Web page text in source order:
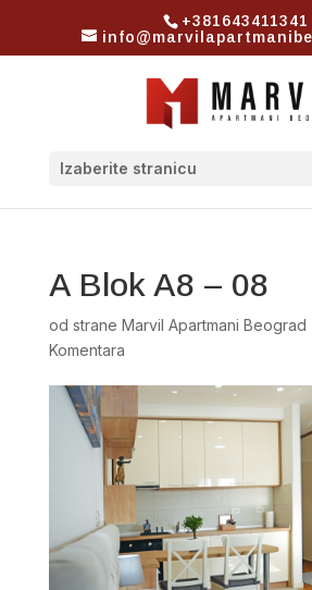
+381643411341
Izaberite stranicu
A Blok A8 – 08
od strane Marvil Apartmani Beograd
Komentara